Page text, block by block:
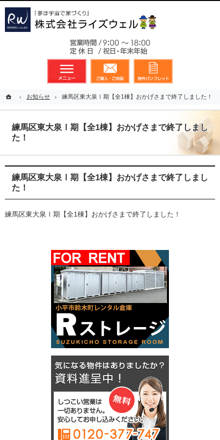
ホームお知らせ 練馬区東大泉Ⅰ期【全1棟】おかげさまで終了しました！
練馬区東大泉Ⅰ期【全1棟】おかげさまで終了しまし
た！
練馬区東大泉Ⅰ期【全1棟】おかげさまで終了しまし
た！
練馬区東大泉Ⅰ期【全1棟】おかげさまで終了しました！
メニュー 資料請求・お問合せ
ホームお知らせ 練馬区東大泉Ⅰ期【全1棟】おかげさまで終了しました！